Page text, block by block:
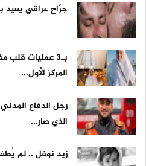
جرّاح عراقي
بـ3 عمليات
المركز الأول...
رجل الدفاع
الذي صار...
زيد نوفل .. لم